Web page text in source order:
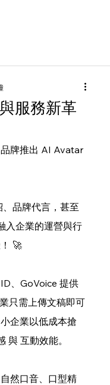
服務新革
牌推出 AI Avatar
品牌代言，甚至
入企業的運營與行
🚀
、GoVoice 提供
只需上傳文稿即可
企業以低成本搶
與 互動效能。
然口音、口型精